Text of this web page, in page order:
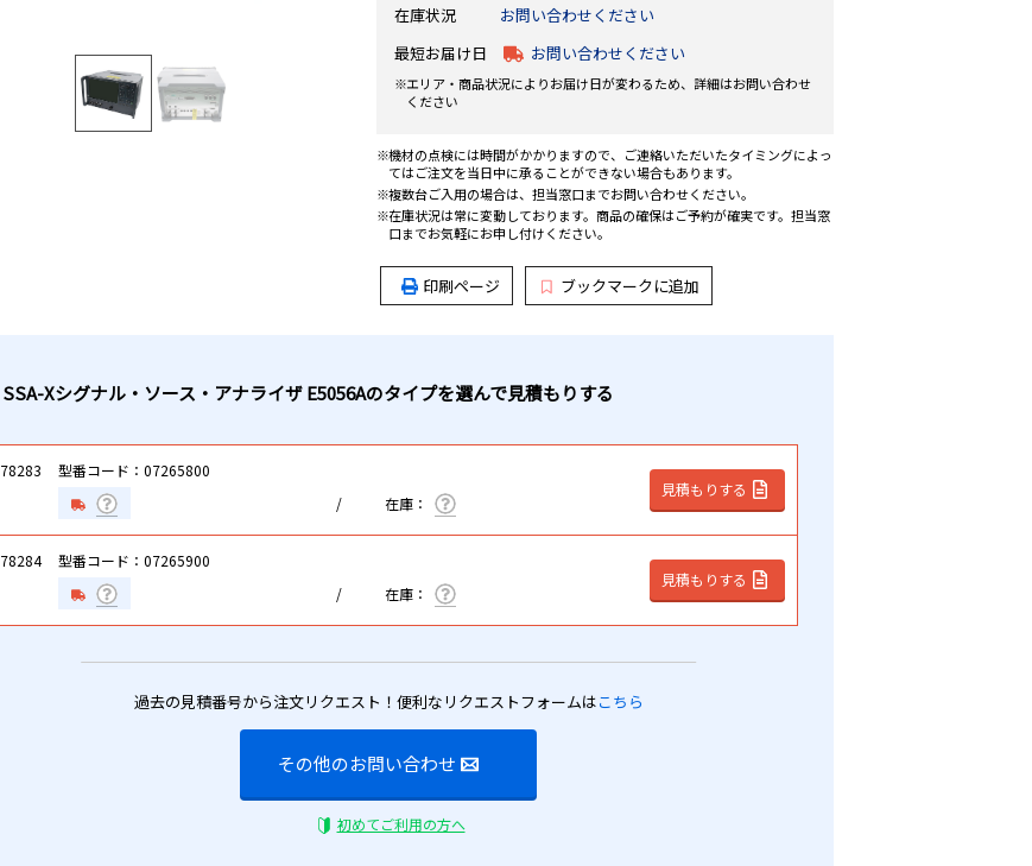
在庫状況
お問い合わせください
最短お届け日
お問い合わせください
エリア・商品状況によりお届け日が変わるため、詳細はお問い合わせ
ください
機材の点検には時間がかかりますので、ご連絡いただいたタイミングによっ
てはご注文を当日中に承ることができない場合もあります。
複数台ご入用の場合は、担当窓口までお問い合わせください。
在庫状況は常に変動しております。商品の確保はご予約が確実です。担当窓
口までお気軽にお申し付けください。
印刷ページ ブックマークに追加
SSA-Xシグナル・ソース・アナライザ E5056Aのタイプを選んで見積もりする
78283
型番コード：07265800
見積もりする
78284
型番コード：07265900
見積もりする
過去の見積番号から注文リクエスト！便利なリクエストフォームはこちら
その他のお問い合わせ
初めてご利用の方へ